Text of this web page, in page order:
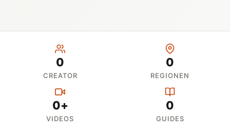
0
CREATOR
0
REGIONEN
0+
VIDEOS
0
GUIDES